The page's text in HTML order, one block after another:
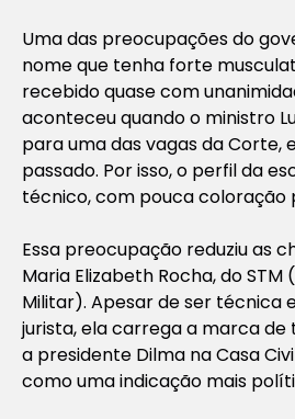
Uma das preocupações do
nome que tenha forte
recebido quase com
aconteceu quando o ministro
para uma das vagas da Corte,
passado. Por isso, o perfil da
técnico, com pouca coloração
Essa preocupação reduziu as
Maria Elizabeth Rocha, do STM
Militar). Apesar de ser técnica
jurista, ela carrega a marca
a presidente Dilma na Casa
como uma indicação mais